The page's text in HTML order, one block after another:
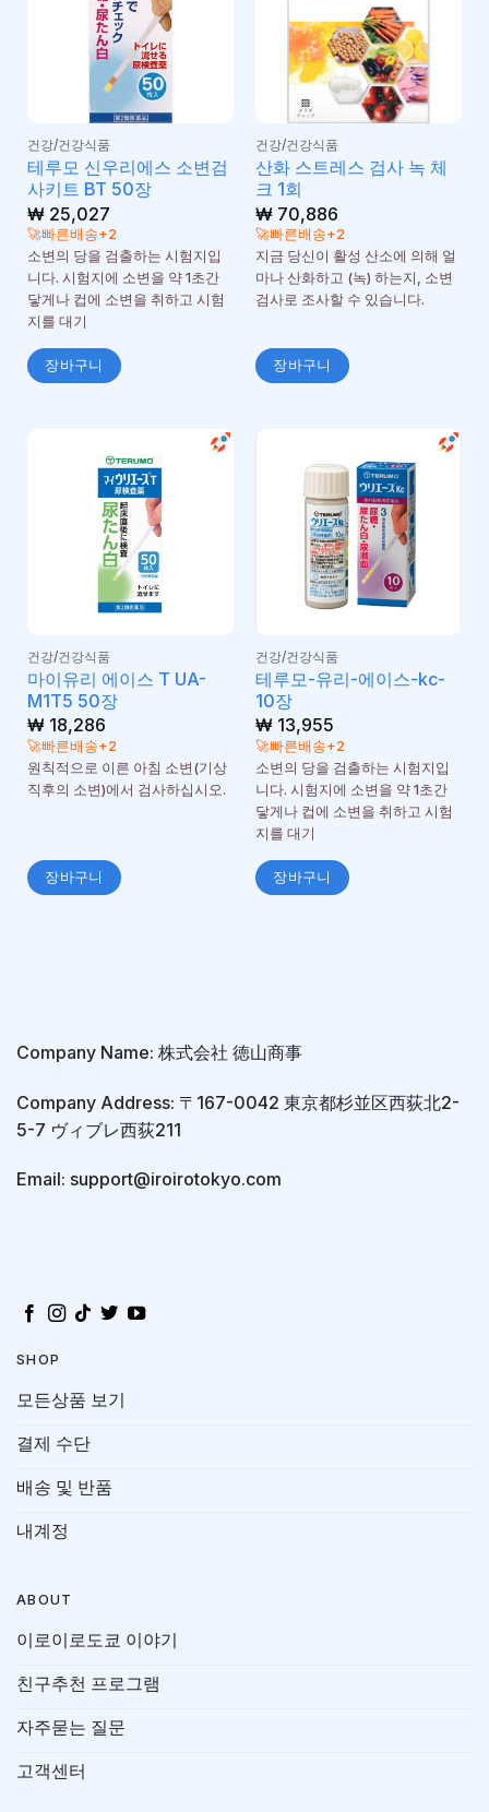
건강/건강식품
테루모 신우리에스 소변검
사키트 BT 50장
₩25,027
🚀빠른배송+2
소변의 당을 검출하는 시험지입
니다. 시험지에 소변을 약 1초간
닿게나 컵에 소변을 취하고 시험
지를 대기
장바구니
건강/건강식품
산화 스트레스 검사 녹 체
크 1회
₩70,886
🚀빠른배송+2
지금 당신이 활성 산소에 의해 얼
마나 산화하고 (녹) 하는지, 소변
검사로 조사할 수 있습니다.
장바구니
건강/건강식품
마이유리 에이스 T UA-
M1T5 50장
₩18,286
🚀빠른배송+2
원칙적으로 이른 아침 소변(기상
직후의 소변)에서 검사하십시오.
장바구니
건강/건강식품
테루모-유리-에이스-kc-
10장
₩13,955
🚀빠른배송+2
소변의 당을 검출하는 시험지입
니다. 시험지에 소변을 약 1초간
닿게나 컵에 소변을 취하고 시험
지를 대기
장바구니
Company Name: 株式会社 徳山商事
Company Address: 〒167-0042 東京都杉並区西荻北2-
5-7 ヴィブレ西荻211
Email: support@iroirotokyo.com
SHOP
모든상품 보기
결제 수단
배송 및 반품
내계정
ABOUT
이로이로도쿄 이야기
친구추천 프로그램
자주묻는 질문
고객센터